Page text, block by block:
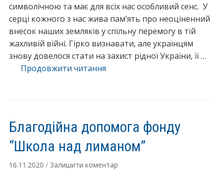
символічною та має для всіх нас особливий сенс. У
серці кожного з нас жива пам’ять про неоціненний
внесок наших земляків у спільну перемогу в тій
жахливій війні. Гірко визнавати, але українцям
знову довелося стати на захист рідної України, її …
Продовжити читання“До
Благодійна допомога фонду
“Школа над лиманом”
16.11.2020 / Залишити коментар